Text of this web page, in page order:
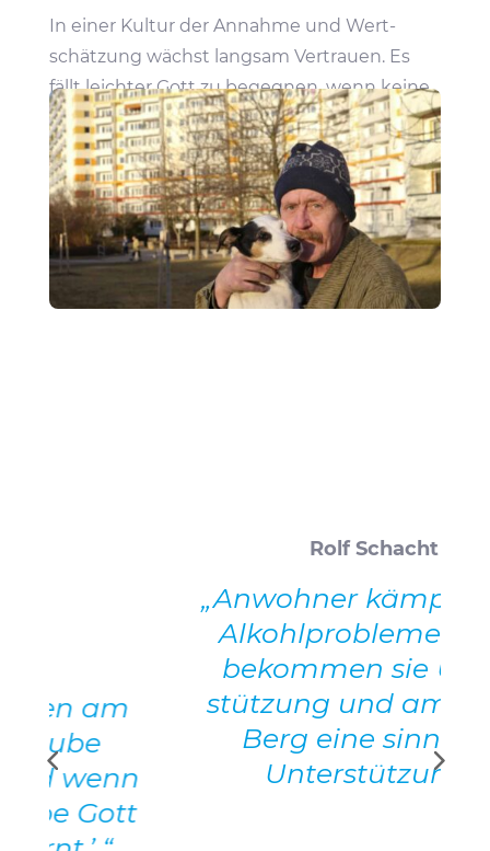
In einer Kultur der Annahme und Wert­
schät­zung wächst langsam Vertrauen. Es
fällt leichter Gott zu begegnen, wenn keine
Anfor­de­rungen daran geknüpft sind.
„Anwohner kämpfen mit
Alkohl­pro­blemen. Hier
bekommen sie Unter­
stüt­zung und am Roten
Berg eine sinn­volle
Unterstützung.“